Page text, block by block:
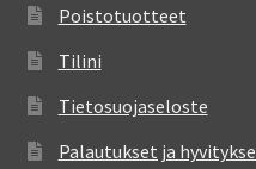
Poistotuotteet
Tilini
Tietosuojaseloste
Palautukset ja